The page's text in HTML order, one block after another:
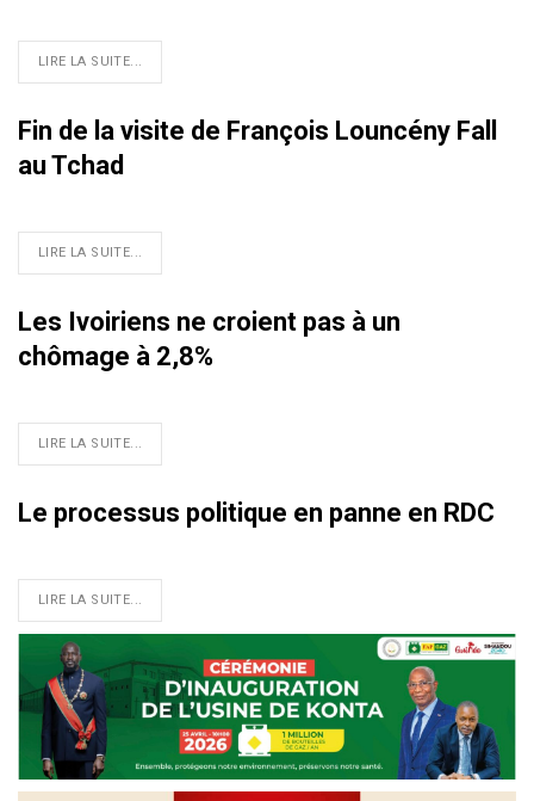
LIRE LA SUITE...
Fin de la visite de François Louncény Fall
au Tchad
LIRE LA SUITE...
Les Ivoiriens ne croient pas à un
chômage à 2,8%
LIRE LA SUITE...
Le processus politique en panne en RDC
LIRE LA SUITE...